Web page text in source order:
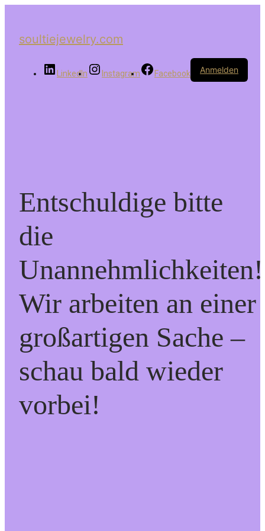
soultiejewelry.com
LinkedIn Instagram Facebook Anmelden
Entschuldige bitte
die
Unannehmlichkeiten!
Wir arbeiten an einer
großartigen Sache –
schau bald wieder
vorbei!